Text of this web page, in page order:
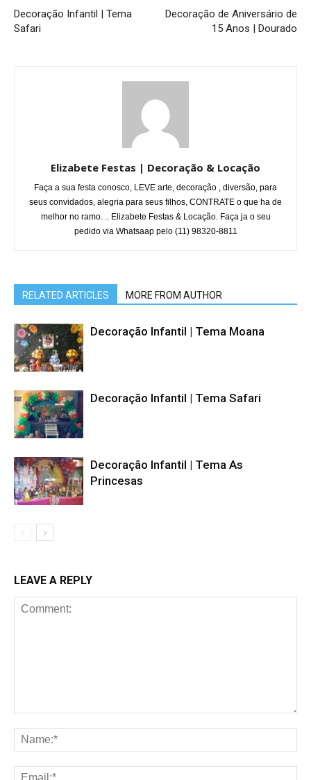
Decoração Infantil | Tema
Safari
Decoração de Aniversário de
15 Anos | Dourado
Elizabete Festas | Decoração & Locação
Faça a sua festa conosco, LEVE arte, decoração , diversão, para
seus convidados, alegria para seus filhos, CONTRATE o que ha de
melhor no ramo. .. Elizabete Festas & Locação. Faça ja o seu
pedido via Whatsaap pelo (11) 98320-8811
RELATED ARTICLES MORE FROM AUTHOR
Decoração Infantil | Tema Moana
Decoração Infantil | Tema Safari
Decoração Infantil | Tema As
Princesas
LEAVE A REPLY